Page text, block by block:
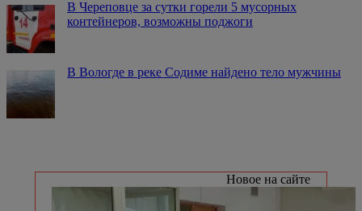
В Череповце за сутки горели 5 мусорных
контейнеров, возможны поджоги
В Вологде в реке Содиме найдено тело мужчины
Новое на сайте